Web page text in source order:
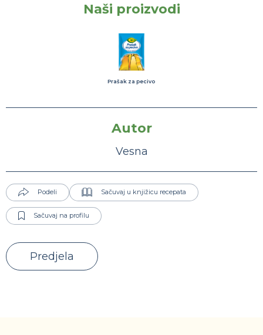
Naši proizvodi
Prašak za pecivo
Autor
Vesna
Podeli Sačuvaj u knjižicu recepata
Sačuvaj na profilu
Predjela